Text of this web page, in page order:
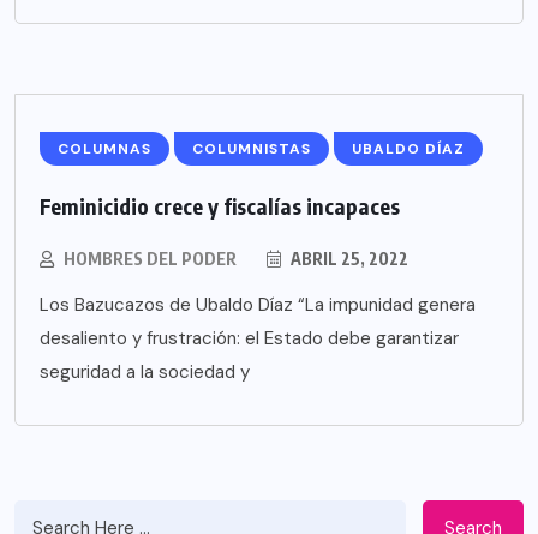
COLUMNAS COLUMNISTAS UBALDO DÍAZ
Feminicidio crece y fiscalías incapaces
HOMBRES DEL PODER ABRIL 25, 2022
Los Bazucazos de Ubaldo Díaz “La impunidad genera
desaliento y frustración: el Estado debe garantizar
seguridad a la sociedad y
Search